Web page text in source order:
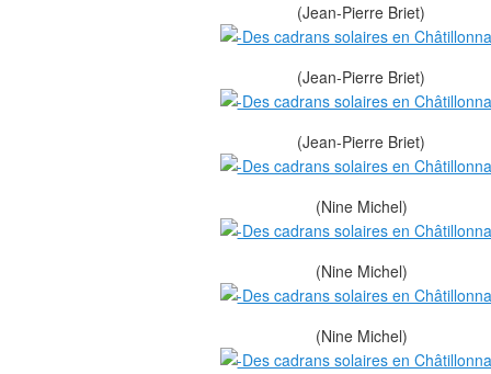
(Jean-Pierre Briet)
(Jean-Pierre Briet)
(Jean-Pierre Briet)
(Nine Michel)
(Nine Michel)
(Nine Michel)